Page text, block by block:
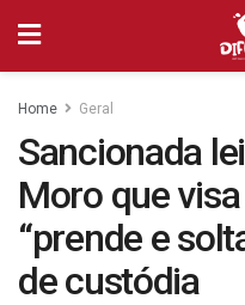
Home Geral
Sancionada
Moro que
“prende e
de custódia